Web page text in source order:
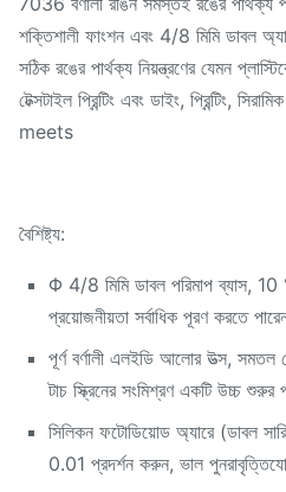
শক্তিশালী ফাংশন এবং 4/8 মিমি ডাবল
সঠিক রঙের পার্থক্য নিয়ন্ত্রণের যেমন
টেক্সটাইল প্রিন্টিং এবং ডাইং, প্রিন্টিং,
meets
বৈশিষ্ট্য:
Φ 4/8 মিমি ডাবল পরিমাপ ব্যাস, 10
প্রয়োজনীয়তা সর্বাধিক পূরণ করতে
পূর্ণ বর্ণালী এলইডি আলোর উত্স, সমতল
টাচ স্ক্রিনের সংমিশ্রণ একটি উচ্চ শুরুর
সিলিকন ফটোডিয়োড অ্যারে (ডাবল
0.01 প্রদর্শন করুন, ভাল